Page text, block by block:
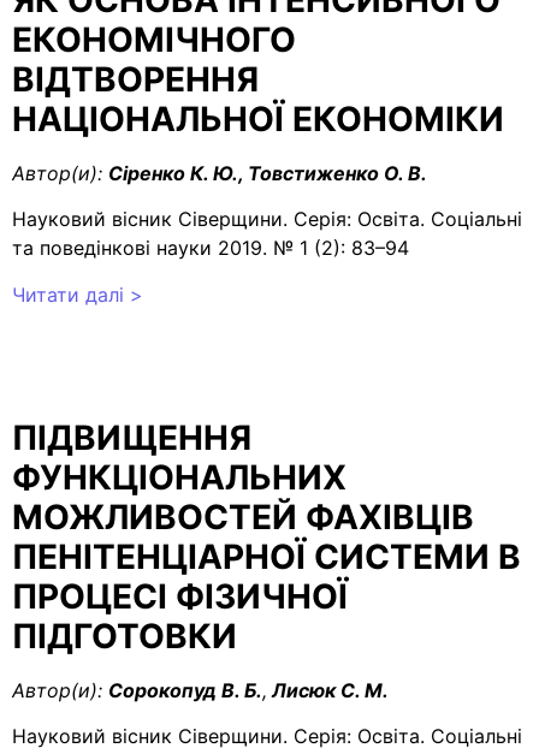
ЕКОНОМІЧНОГО
ВІДТВОРЕННЯ
НАЦІОНАЛЬНОЇ ЕКОНОМІКИ
Автор(и): Сіренко К. Ю., Товстиженко О. В.
Науковий вісник Сіверщини. Серія: Освіта. Соціальні
та поведінкові науки 2019. № 1 (2): 83–94
Читати далі >
ПІДВИЩЕННЯ
ФУНКЦІОНАЛЬНИХ
МОЖЛИВОСТЕЙ ФАХІВЦІВ
ПЕНІТЕНЦІАРНОЇ СИСТЕМИ В
ПРОЦЕСІ ФІЗИЧНОЇ
ПІДГОТОВКИ
Автор(и): Сорокопуд В. Б., Лисюк С. М.
Науковий вісник Сіверщини. Серія: Освіта. Соціальні